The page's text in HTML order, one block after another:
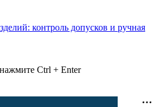
контроль допусков и ручная
Ctrl + Enter